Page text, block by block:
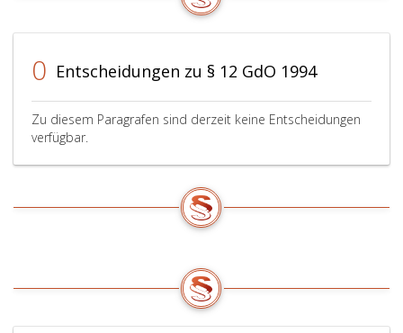
0 Entscheidungen zu § 12 GdO 1994
Zu diesem Paragrafen sind derzeit keine Entscheidungen
verfügbar.